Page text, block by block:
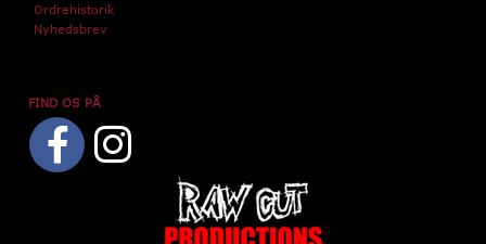
Ordrehistorik
Nyhedsbrev
FIND OS PÅ